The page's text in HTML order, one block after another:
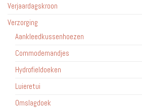
Verjaardagskroon
Verzorging
Aankleedkussenhoezen
Commodemandjes
Hydrofieldoeken
Luieretui
Omslagdoek